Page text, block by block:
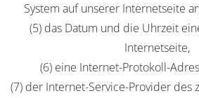
System auf unserer Internetseite
(5) das Datum und die Uhrzeit
Internetseite,
(6) eine Internet-Protokoll-
(7) der Internet-Service-Provider des